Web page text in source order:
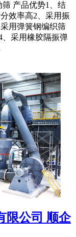
筛 产品优势1、结
效率高2、采用振
用弹簧钢编织筛
、采用橡胶隔振弹
限公司 顺企